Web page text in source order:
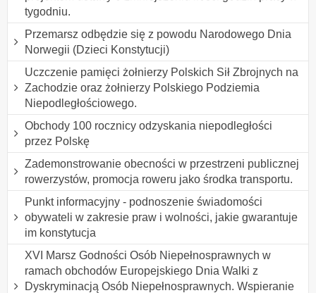
tygodniu.
Przemarsz odbędzie się z powodu Narodowego Dnia
Norwegii (Dzieci Konstytucji)
Uczczenie pamięci żołnierzy Polskich Sił Zbrojnych na
Zachodzie oraz żołnierzy Polskiego Podziemia
Niepodległościowego.
Obchody 100 rocznicy odzyskania niepodległości
przez Polskę
Zademonstrowanie obecności w przestrzeni publicznej
rowerzystów, promocja roweru jako środka transportu.
Punkt informacyjny - podnoszenie świadomości
obywateli w zakresie praw i wolności, jakie gwarantuje
im konstytucja
XVI Marsz Godności Osób Niepełnosprawnych w
ramach obchodów Europejskiego Dnia Walki z
Dyskryminacją Osób Niepełnosprawnych. Wspieranie